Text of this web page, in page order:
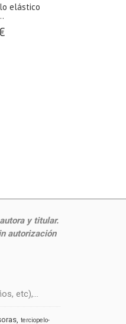
elástico
y titular.
autorización
etc),...
terciopelo-